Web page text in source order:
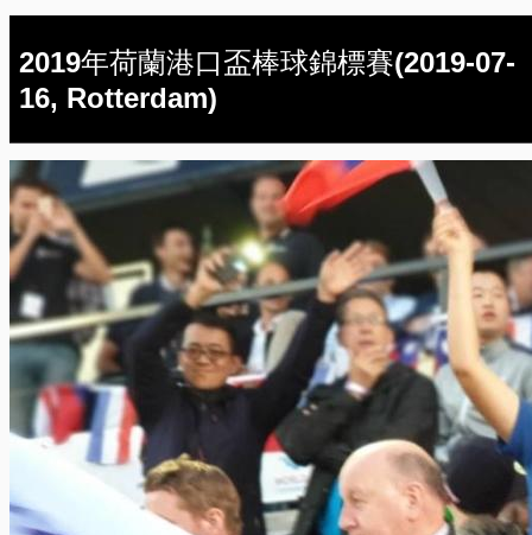
2019年荷蘭港口盃棒球錦標賽(2019-07-
16, Rotterdam)